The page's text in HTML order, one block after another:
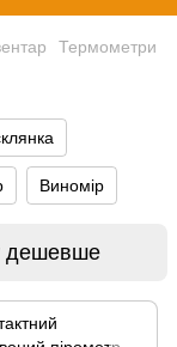
Термометри
Виномір
дешевше